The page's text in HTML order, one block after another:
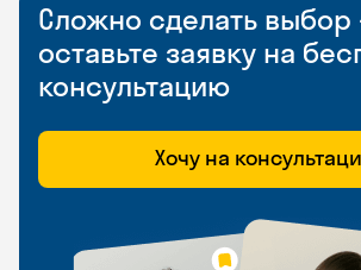
Сложно сделать
оставьте заявку на
консультацию
Хочу на